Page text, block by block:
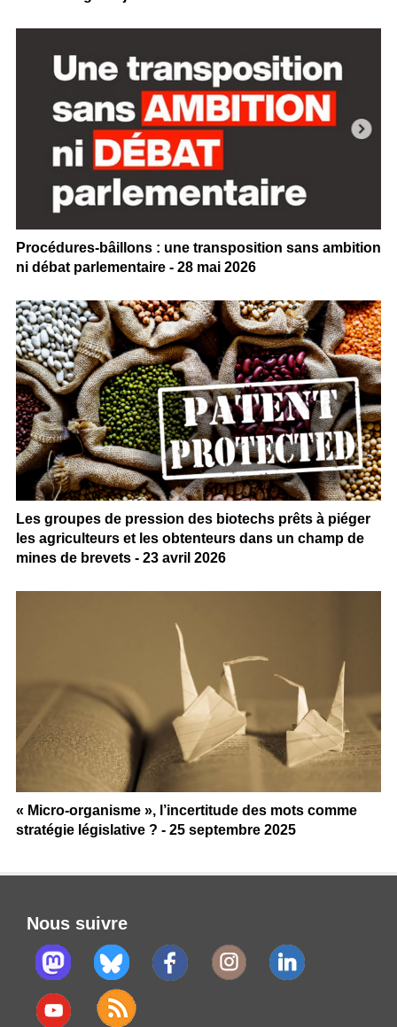
Procédures-bâillons : une transposition sans ambition
ni débat parlementaire - 28 mai 2026
Les groupes de pression des biotechs prêts à piéger
les agriculteurs et les obtenteurs dans un champ de
mines de brevets - 23 avril 2026
« Micro-organisme », l’incertitude des mots comme
stratégie législative ? - 25 septembre 2025
Nous suivre